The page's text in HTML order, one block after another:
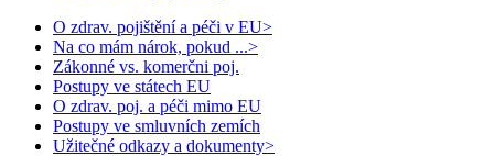
O zdrav. pojištění a péči v EU>
Na co mám nárok, pokud ...>
Zákonné vs. komerčni poj.
Postupy ve státech EU
O zdrav. poj. a péči mimo EU
Postupy ve smluvních zemích
Užitečné odkazy a dokumenty>